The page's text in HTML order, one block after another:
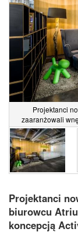
Projektanci
zaaranżowali
Projektanci
biurowcu
koncepcją